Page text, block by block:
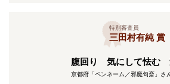
特別審査員
三田村有純 賞
腹回り 気にして怯む
京都府「ペンネーム／邪魔句斎」さ